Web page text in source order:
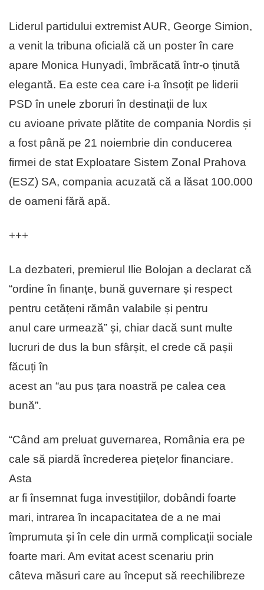
Liderul partidului extremist AUR, George Simion,
a venit la tribuna oficială că un poster în care
apare Monica Hunyadi, îmbrăcată într-o ținută
elegantă. Ea este cea care i-a însoțit pe liderii
PSD în unele zboruri în destinații de lux
cu avioane private plătite de compania Nordis și
a fost până pe 21 noiembrie din conducerea
firmei de stat Exploatare Sistem Zonal Prahova
(ESZ) SA, compania acuzată că a lăsat 100.000
de oameni fără apă.
+++
La dezbateri, premierul Ilie Bolojan a declarat că
“ordine în finanțe, bună guvernare și respect
pentru cetățeni rămân valabile și pentru
anul care urmează” și, chiar dacă sunt multe
lucruri de dus la bun sfârșit, el crede că pașii
făcuți în
acest an “au pus țara noastră pe calea cea
bună”.
“Când am preluat guvernarea, România era pe
cale să piardă încrederea piețelor financiare.
Asta
ar fi însemnat fuga investițiilor, dobândi foarte
mari, intrarea în incapacitatea de a ne mai
împrumuta și în cele din urmă complicații sociale
foarte mari. Am evitat acest scenariu prin
câteva măsuri care au început să reechilibreze